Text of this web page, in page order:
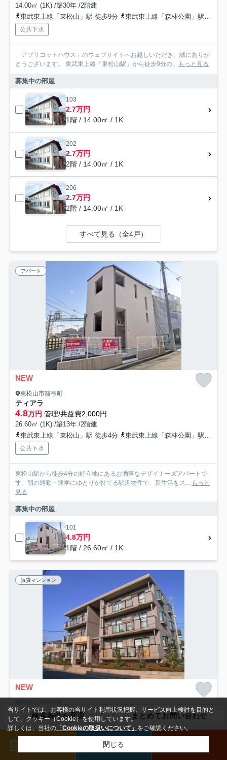
14.00㎡ (1K) /築30年 /2階建
東武東上線「東松山」駅 徒歩9分
東武東上線「森林公園」駅 徒歩44分
公共下水
「アプリコットハウス」のウェブサイトへお越しいただき、誠にありが
とうございます。 東武東上線「東松山駅」から徒歩9分の...
もっと見る
募集中の部屋
103
2.7万円
1階 / 14.00㎡ / 1K
202
2.7万円
2階 / 14.00㎡ / 1K
206
2.7万円
2階 / 14.00㎡ / 1K
すべて見る（全4戸）
アパート
NEW
東松山市箭弓町
ティアラ
4.8万円 管理/共益費2,000円
26.60㎡ (1K) /築13年 /2階建
東武東上線「東松山」駅 徒歩4分
東武東上線「森林公園」駅 徒歩41分
公共下水
東松山駅から徒歩4分の好立地にあるお洒落なデザイナーズアパートで
す。朝の通勤・通学にゆとりが持てる駅近物件で、新生活をス...
もっと
見る
募集中の部屋
101
4.8万円
1階 / 26.60㎡ / 1K
賃貸マンション
NEW
ティンカーベル
7万円 管理/共益費-
65.50㎡ (2LDK) /築23年 /3階建
東武東上線「東松山」駅 徒歩22分
検索条件を変更 まとめてお問い合わせ
メール
当サイトでは、お客様の当サイト利用状況把握、サービス向上検討を目的と
して、クッキー（Cookie）を使用しています。
詳しくは、当社の「Cookieの取扱いについて」をご確認ください。
閉じる